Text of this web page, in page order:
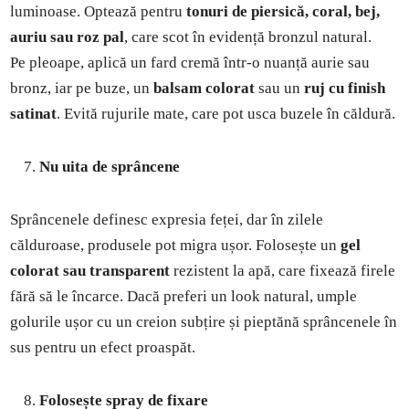
luminoase. Optează pentrutonuri de piersică, coral, bej,
auriu sau roz pal, care scot în evidență bronzul natural.
Pe pleoape, aplică un fard cremă într-o nuanță aurie sau
bronz, iar pe buze, unbalsam colorat sau unruj cu finish
satinat. Evită rujurile mate, care pot usca buzele în căldură.
Nu uita de sprâncene
Sprâncenele definesc expresia feței, dar în zilele
călduroase, produsele pot migra ușor. Folosește ungel
colorat sau transparent rezistent la apă, care fixează firele
fără să le încarce. Dacă preferi un look natural, umple
golurile ușor cu un creion subțire și pieptănă sprâncenele în
sus pentru un efect proaspăt.
Folosește spray de fixare